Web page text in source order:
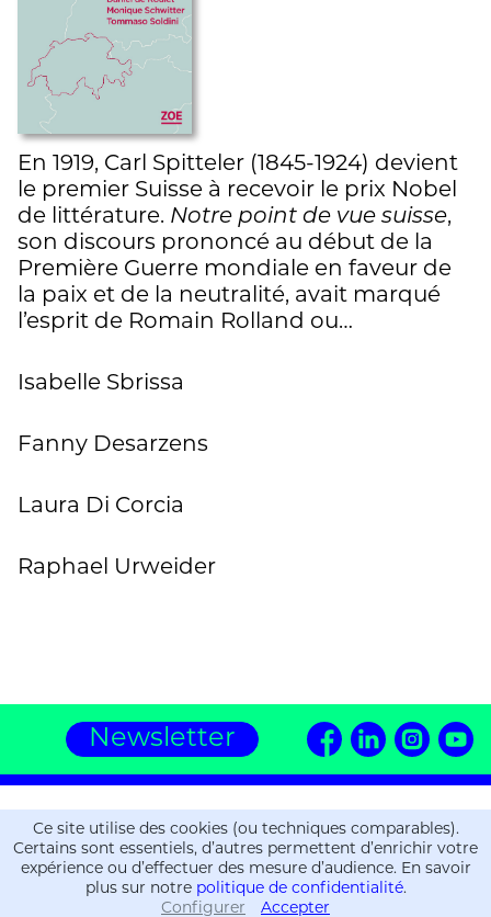
Informations
Informations
En 1919, Carl Spitteler (1845-1924) devient
le premier Suisse à recevoir le prix Nobel
de littérature. Notre point de vue suisse,
son discours prononcé au début de la
Première Guerre mondiale en faveur de
la paix et de la neutralité, avait marqué
l’esprit de Romain Rolland ou…
Isabelle Sbrissa
Fanny Desarzens
Laura Di Corcia
Raphael Urweider
Newsletter
Editions ZOE
16, chemin de la Gravière
CH-1225 Chêne-Bourg
+41 (0)22 309 36 06
Ce site utilise des cookies (ou techniques comparables).
Certains sont essentiels, d’autres permettent d’enrichir votre
expérience ou d’effectuer des mesure d’audience. En savoir
plus sur notre politique de confidentialité.
Configurer
Accepter